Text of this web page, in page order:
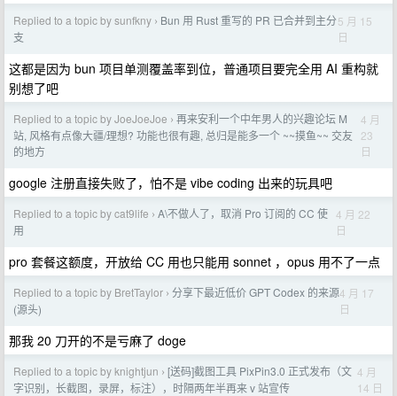
Replied to a topic by sunfkny › Bun 用 Rust 重写的 PR 已合并到主分
支
5 月 15
日
这都是因为 bun 项目单测覆盖率到位，普通项目要完全用 AI 重构就
别想了吧
Replied to a topic by JoeJoeJoe › 再来安利一个中年男人的兴趣论坛 M
站, 风格有点像大疆/理想? 功能也很有趣, 总归是能多一个 ~~摸鱼~~ 交友
的地方
4 月
23
日
google 注册直接失败了，怕不是 vibe coding 出来的玩具吧
Replied to a topic by cat9life › A\不做人了，取消 Pro 订阅的 CC 使
用
4 月 22
日
pro 套餐这额度，开放给 CC 用也只能用 sonnet ，opus 用不了一点
Replied to a topic by BretTaylor › 分享下最近低价 GPT Codex 的来源
(源头)
4 月 17
日
那我 20 刀开的不是亏麻了 doge
Replied to a topic by knightjun › [送码]截图工具 PixPin3.0 正式发布（文
字识别，长截图，录屏，标注），时隔两年半再来 v 站宣传
4 月
14 日